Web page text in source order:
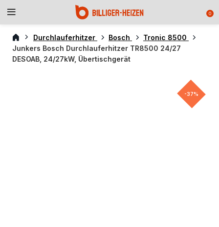
0
Durchlauferhitzer Bosch
Tronic 8500
Junkers Bosch Durchlauferhitzer TR8500 24/27
DESOAB, 24/27kW, Übertischgerät
-37%